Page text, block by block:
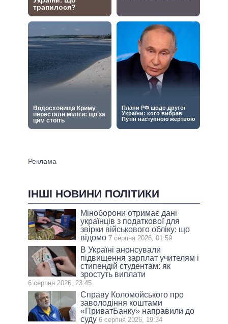
ІНШІ НОВИНИ ПОЛІТИКИ
Міноборони отримає дані
українців з податкової для
звірки військового обліку: що
відомо 7 серпня 2026, 01:59
В Україні анонсували
підвищення зарплат учителям і
стипендій студентам: як
зростуть виплати
6 серпня 2026, 23:45
Справу Коломойського про
заволодіння коштами
«ПриватБанку» направили до
суду 6 серпня 2026, 19:34